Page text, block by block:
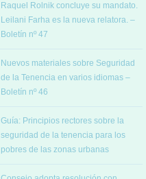
Raquel Rolnik concluye su mandato.
Leilani Farha es la nueva relatora. –
Boletín nº 47
Nuevos materiales sobre Seguridad
de la Tenencia en varios idiomas –
Boletín nº 46
Guía: Principios rectores sobre la
seguridad de la tenencia para los
pobres de las zonas urbanas